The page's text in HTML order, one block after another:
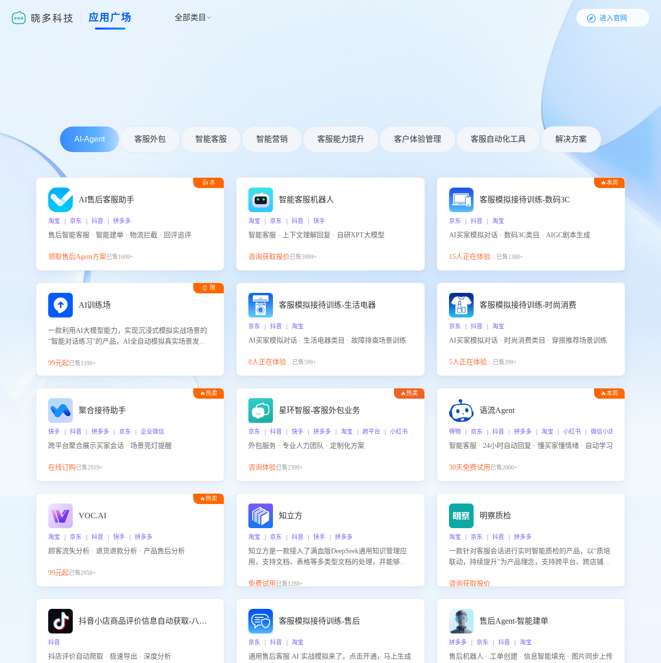
应用广场 全部类目   进入官网
AI-Agent 客服外包 智能客服 智能营销 客服能力提升 客户体验管理 客服自动化工具 解决方案
👍 本
AI售后客服助手
淘宝 | 京东 | 抖音 | 拼多多
售后智能客服 · 智能建单 · 物流拦截 · 回评追评
领取售后Agent方案已售1699+
智能客服机器人
淘宝 | 京东 | 抖音 | 快手
智能客服 · 上下文理解回复 · 自研XPT大模型
咨询获取报价已售5999+
🔥本周
客服模拟接待训练-数码3C
京东 | 抖音 | 淘宝
AI买家模拟对话 · 数码3C类目 · AIGC剧本生成
15人正在体验...已售1388+
⏰ 限
AI训练场
一款利用AI大模型能力，实现沉浸式模拟实战场景的
“智能对话练习”的产品，AI全自动模拟真实场景发生
提升客服团队的销服能力。
99元起已售1199+
客服模拟接待训练-生活电器
京东 | 抖音 | 淘宝
AI买家模拟对话 · 生活电器类目 · 故障排查场景训练
8人正在体验...已售599+
客服模拟接待训练-时尚消费
京东 | 抖音 | 淘宝
AI买家模拟对话 · 时尚消费类目 · 穿搭推荐场景训练
5人正在体验...已售299+
🔥热卖
聚合接待助手
快手 | 抖音 | 拼多多 | 京东 | 企业微信
跨平台聚合展示买家会话 · 场景亮灯提醒
在线订购已售2919+
🔥热卖
星环智服-客服外包业务
京东 | 抖音 | 快手 | 拼多多 | 淘宝 | 跨平台 | 小红书 | 得物 | 企业微信
外包服务 · 专业人力团队 · 定制化方案
咨询体验已售2399+
🔥本周
语流Agent
得物 | 京东 | 抖音 | 拼多多 | 淘宝 | 小红书 | 微信小店 | 快手 | 唯品
智能客服 · 24小时自动回复 · 懂买家懂情绪 · 自动学习
30天免费试用 已售2000+
🔥热卖
VOC.AI
淘宝 | 京东 | 抖音 | 快手 | 拼多多
顾客流失分析 · 退货退款分析 · 产品售后分析
99元起已售2950+
知立方
淘宝 | 京东 | 抖音 | 快手 | 拼多多
知立方是一款接入了满血版DeepSeek通用知识管理应
用，支持文档、表格等多类型文档的处理，并能够基
景提供强大的知识支持，帮助用户高效管理和利用知
免费试用 已售1288+
明察质检
淘宝 | 京东 | 抖音 | 拼多多
一款针对客服会话进行实时智能质检的产品，以“质培
联动，持续提升”为产品理念，支持跨平台、跨店铺的
联动，持续提升客服团队的销服能力。
咨询获取报价
抖音小店商品评价信息自动获取-八爪鱼
抖音
抖店评价自动爬取 · 极速导出 · 深度分析
客服模拟接待训练-售后
京东 | 抖音 | 淘宝
通用售后客服 AI 实战模拟来了。点击开通，马上生成
售后Agent-智能建单
拼多多 | 京东 | 抖音 | 淘宝
售后机器人 · 工单创建 · 信息智能填充 · 图片同步上传